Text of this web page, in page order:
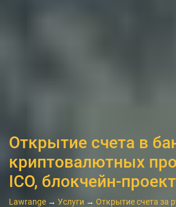
Открытие счета в
криптовалютных
ICO, блокчейн-
Lawrange → Услуги → Открытие счета за